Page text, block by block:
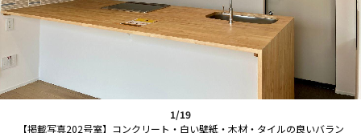
1/19
【掲載写真202号室】コンクリート・白い壁紙・木材・タイルの良いバラン